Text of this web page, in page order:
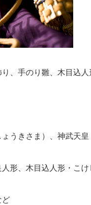
、手のり雛、木目込
うきさま）、神武天
形、木目込人形・こ
ど